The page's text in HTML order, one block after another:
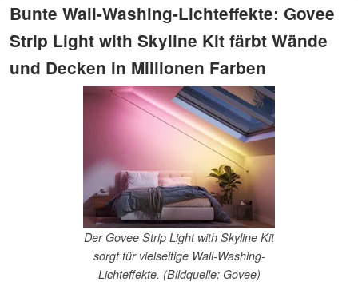
Bunte Wall-Washing-Lichteffekte: Govee
Strip Light with Skyline Kit färbt Wände
und Decken in Millionen Farben
Der Govee Strip Light with Skyline Kit
sorgt für vielseitige Wall-Washing-
Lichteffekte. (Bildquelle: Govee)